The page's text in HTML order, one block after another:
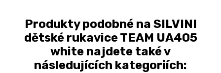
Produkty podobné na SILVINI
dětské rukavice TEAM UA405
white najdete také v
následujících kategoriích: